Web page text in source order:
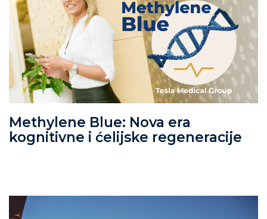
Methylene Blue: Nova era
kognitivne i ćelijske regeneracije